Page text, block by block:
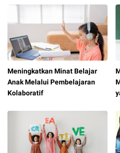
Meningkatkan Minat Belajar
Anak Melalui Pembelajaran
Kolaboratif